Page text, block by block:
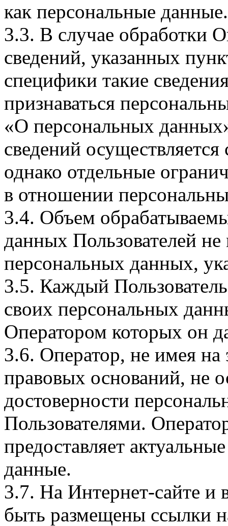
как персональные данные.
3.3. В случае обработки
сведений, указанных
специфики такие
признаваться
«О персональных
сведений
однако отдельные
в отношении
3.4. Объем
данных Пользователей
персональных данных,
3.5. Каждый
своих персональных
Оператором которых он
3.6. Оператор, не имея
правовых оснований, не
достоверности
Пользователями.
предоставляет
данные.
3.7. На Интернет-сайте
быть размещены ссылки